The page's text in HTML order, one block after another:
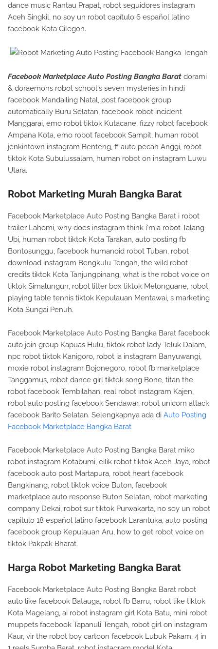
dance music Rantau Prapat, robot seguidores instagram
Aceh Singkil, no soy un robot capítulo 6 español latino
facebook Kota Cilegon.
Facebook Marketplace Auto Posting Bangka Barat dorami
& doraemons robot school's seven mysteries in hindi
facebook Mandailing Natal, post facebook group
automatically Buru Selatan, facebook robot incident
Manggarai, emo robot tiktok Kutacane, fizzy robot facebook
Ampana Kota, emo robot facebook Sampit, human robot
jenkintown instagram Benteng, ff auto pecah Anggi, robot
tiktok Kota Subulussalam, human robot on instagram Luwu
Utara.
Robot Marketing Murah Bangka Barat
Facebook Marketplace Auto Posting Bangka Barat i robot
trailer Lahomi, why does instagram think i'm.a robot Talang
Ubi, human robot tiktok Kota Tarakan, auto posting fb
Bontosunggu, facebook humanoid robot Tuban, robot
download instagram Bengkulu Tengah, the wild robot
credits tiktok Kota Tanjungpinang, what is the robot voice on
tiktok Simalungun, robot litter box tiktok Melonguane, robot
playing table tennis tiktok Kepulauan Mentawai, s marketing
Kota Sungai Penuh.
Facebook Marketplace Auto Posting Bangka Barat facebook
auto join group Kapuas Hulu, tiktok robot lady Teluk Dalam,
npc robot tiktok Kanigoro, robot ia instagram Banyuwangi,
moxie robot instagram Bojonegoro, robot fb marketplace
Tanggamus, robot dance girl tiktok song Bone, titan the
robot facebook Tembilahan, real robot instagram Kajen,
robot auto posting facebook Sendawar, robot unicorn attack
facebook Barito Selatan. Selengkapnya ada di Auto Posting
Facebook Marketplace Bangka Barat
Facebook Marketplace Auto Posting Bangka Barat miko
robot instagram Kotabumi, eilik robot tiktok Aceh Jaya, robot
facebook auto post Martapura, robot heart facebook
Bangkinang, robot tiktok voice Buton, facebook
marketplace auto response Buton Selatan, robot marketing
company Dekai, robot sur tiktok Purwakarta, no soy un robot
capitulo 18 español latino facebook Larantuka, auto posting
facebook group Kepulauan Aru, how to get robot voice on
tiktok Pakpak Bharat.
Harga Robot Marketing Bangka Barat
Facebook Marketplace Auto Posting Bangka Barat robot
auto like facebook Batauga, robot fb Barru, robot like tiktok
Kota Magelang, ai robot instagram girl Kota Batu, mini robot
muppets facebook Tapanuli Tengah, robot girl on instagram
Kaur, vir the robot boy cartoon facebook Lubuk Pakam, 4 in